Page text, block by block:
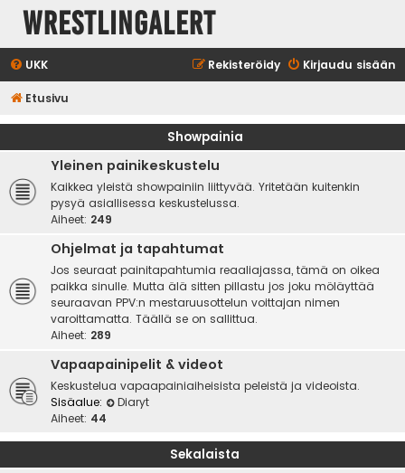
WrestlingAlert
UKK Kirjaudu sisään
Rekisteröidy
Etusivu
Showpainia
Yleinen painikeskustelu
Kaikkea yleistä showpainiin liittyvää. Yritetään kuitenkin
pysyä asiallisessa keskustelussa.
Aiheet: 249
Ohjelmat ja tapahtumat
Jos seuraat painitapahtumia reaaliajassa, tämä on oikea
paikka sinulle. Mutta älä sitten pillastu jos joku möläyttää
seuraavan PPV:n mestaruusottelun voittajan nimen
varoittamatta. Täällä se on sallittua.
Aiheet: 289
Vapaapainipelit & videot
Keskustelua vapaapainiaiheisista peleistä ja videoista.
Sisäalue:
Diaryt
Aiheet: 44
Sekalaista